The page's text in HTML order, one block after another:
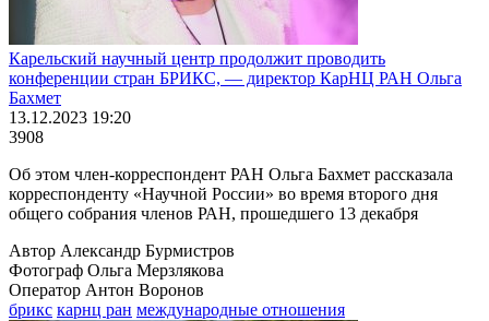
Карельский научный центр продолжит проводить
конференции стран БРИКС, ― директор КарНЦ РАН Ольга
Бахмет
13.12.2023 19:20
3908
Об этом член-корреспондент РАН Ольга Бахмет рассказала
корреспонденту «Научной России» во время второго дня
общего собрания членов РАН, прошедшего 13 декабря
Автор Александр Бурмистров
Фотограф Ольга Мерзлякова
Оператор Антон Воронов
брикс карнц ран международные отношения